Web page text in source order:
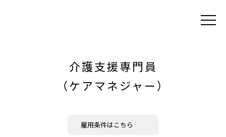
介護支援専門員
（ケアマネジャー）
雇用条件はこちら